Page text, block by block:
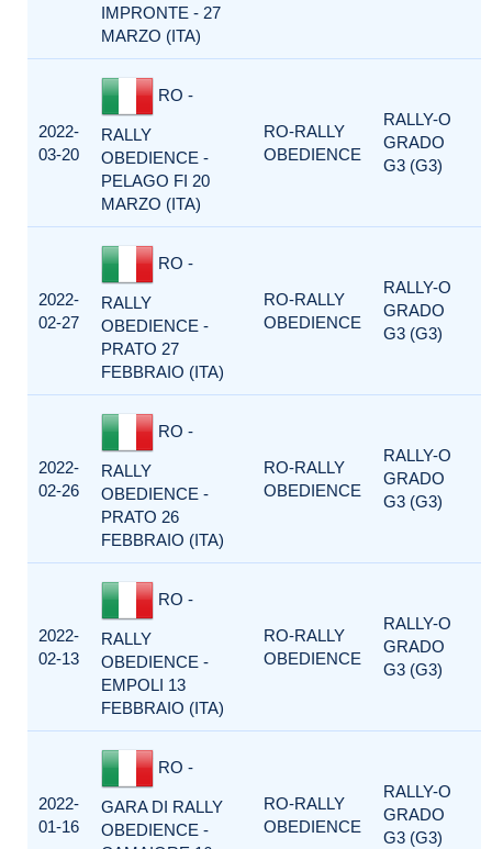
IMPRONTE - 27
MARZO (ITA)
2022-
03-20
RO -
RALLY
OBEDIENCE -
PELAGO FI 20
MARZO (ITA)
RO-RALLY
OBEDIENCE
RALLY-O
GRADO
G3 (G3)
2022-
02-27
RO -
RALLY
OBEDIENCE -
PRATO 27
FEBBRAIO (ITA)
RO-RALLY
OBEDIENCE
RALLY-O
GRADO
G3 (G3)
2022-
02-26
RO -
RALLY
OBEDIENCE -
PRATO 26
FEBBRAIO (ITA)
RO-RALLY
OBEDIENCE
RALLY-O
GRADO
G3 (G3)
2022-
02-13
RO -
RALLY
OBEDIENCE -
EMPOLI 13
FEBBRAIO (ITA)
RO-RALLY
OBEDIENCE
RALLY-O
GRADO
G3 (G3)
2022-
01-16
RO -
GARA DI RALLY
OBEDIENCE -
RO-RALLY
OBEDIENCE
RALLY-O
GRADO
G3 (G3)